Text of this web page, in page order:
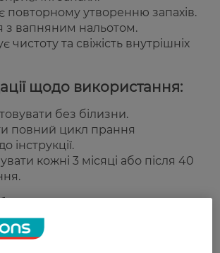
повторному утворенню запахів.
з вапняним нальотом.
чистоту та свіжість внутрішніх
щодо використання:
без білизни.
повний цикл прання
інструкції.
кожні 3 місяці або після 40